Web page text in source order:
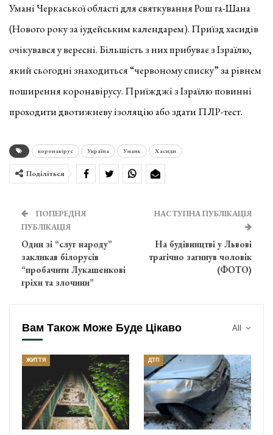
Умані Черкаської області для святкування Рош га-Шана
(Нового року за іудейським календарем). Приїзд хасидів
очікувався у вересні. Більшість з них прибуває з Ізраїлю,
який сьогодні знаходиться “червоному списку” за рівнем
поширення коронавірусу. Приїжджі з Ізраїлю повинні
проходити двотижневу ізоляцію або здати ПЛР-тест.
коронавірус Україна Умань Хасиди
Поділіться
ПОПЕРЕДНЯ
ПУБЛІКАЦІЯ
Один зі “слуг народу”
закликав білорусів
“пробачити Лукашенкові
гріхи та злочини”
НАСТУПНА ПУБЛІКАЦІЯ
На будівництві у Львові
трагічно загинув чоловік
(ФОТО)
All
Вам Також Може Буде Цікаво
ЖИТТЯ ДТП